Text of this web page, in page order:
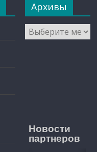
Архивы
Архивы
Новости
партнеров